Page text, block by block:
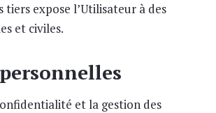
tiers expose l’Utilisateur à des
et civiles.
et la gestion des